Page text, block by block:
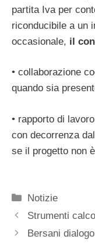
partita Iva per
riconducibile a un
occasionale, il
• collaborazione
quando sia
• rapporto di
con decorrenza
se il progetto non
Categorie
Notizie
Strumenti
Bersani